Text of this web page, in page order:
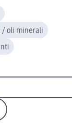
/ oli minerali